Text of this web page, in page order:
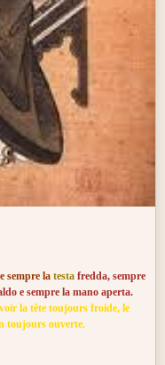
sempre la testa fredda, sempre
e sempre la mano aperta.
la tête toujours froide, le
toujours ouverte.